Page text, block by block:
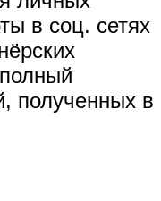
в соц. сетях
полученных в